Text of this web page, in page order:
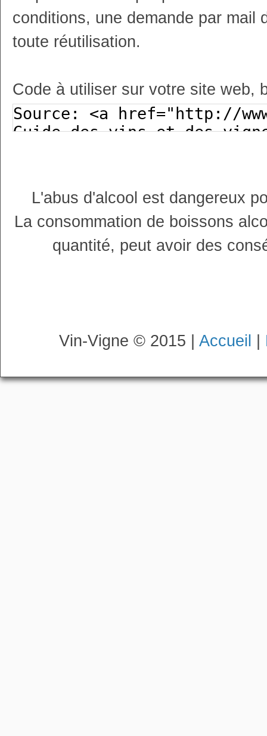
conditions, une demande par mail
toute réutilisation.
Code à utiliser sur votre site web,
L'abus d'alcool est dangereux
La consommation de boissons
quantité, peut avoir des
Vin-Vigne © 2015 | Accueil